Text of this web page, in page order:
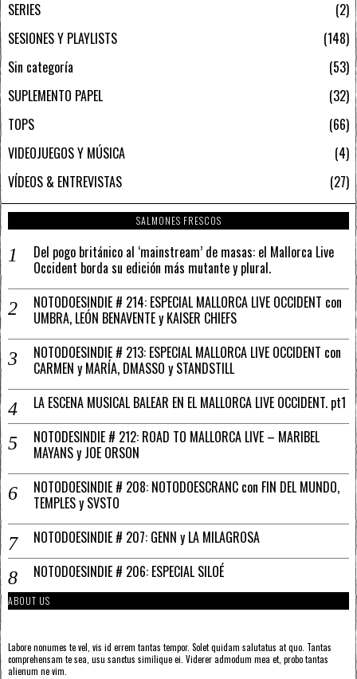
SERIES
2
SESIONES Y PLAYLISTS
148
Sin categoría
53
SUPLEMENTO PAPEL
32
TOPS
66
VIDEOJUEGOS Y MÚSICA
4
VÍDEOS & ENTREVISTAS
27
SALMONES FRESCOS
Del pogo británico al ‘mainstream’ de masas: el Mallorca Live
Occident borda su edición más mutante y plural.
NOTODOESINDIE # 214: ESPECIAL MALLORCA LIVE OCCIDENT con
UMBRA, LEÓN BENAVENTE y KAISER CHIEFS
NOTODOESINDIE # 213: ESPECIAL MALLORCA LIVE OCCIDENT con
CARMEN y MARÍA, DMASSO y STANDSTILL
LA ESCENA MUSICAL BALEAR EN EL MALLORCA LIVE OCCIDENT. pt1
NOTODESINDIE # 212: ROAD TO MALLORCA LIVE – MARIBEL
MAYANS y JOE ORSON
NOTODOESINDIE # 208: NOTODOESCRANC con FIN DEL MUNDO,
TEMPLES y SVSTO
NOTODOESINDIE # 207: GENN y LA MILAGROSA
NOTODOESINDIE # 206: ESPECIAL SILOÉ
ABOUT US
Labore nonumes te vel, vis id errem tantas tempor. Solet quidam salutatus at quo. Tantas
comprehensam te sea, usu sanctus similique ei. Viderer admodum mea et, probo tantas
alienum ne vim.